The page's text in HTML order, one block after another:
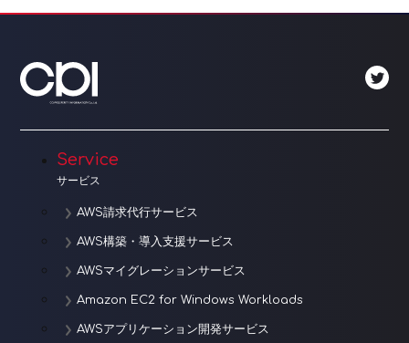
Service
サービス
AWS請求代行サービス
AWS構築・導入支援サービス
AWSマイグレーションサービス
Amazon EC2 for Windows Workloads
AWSアプリケーション開発サービス